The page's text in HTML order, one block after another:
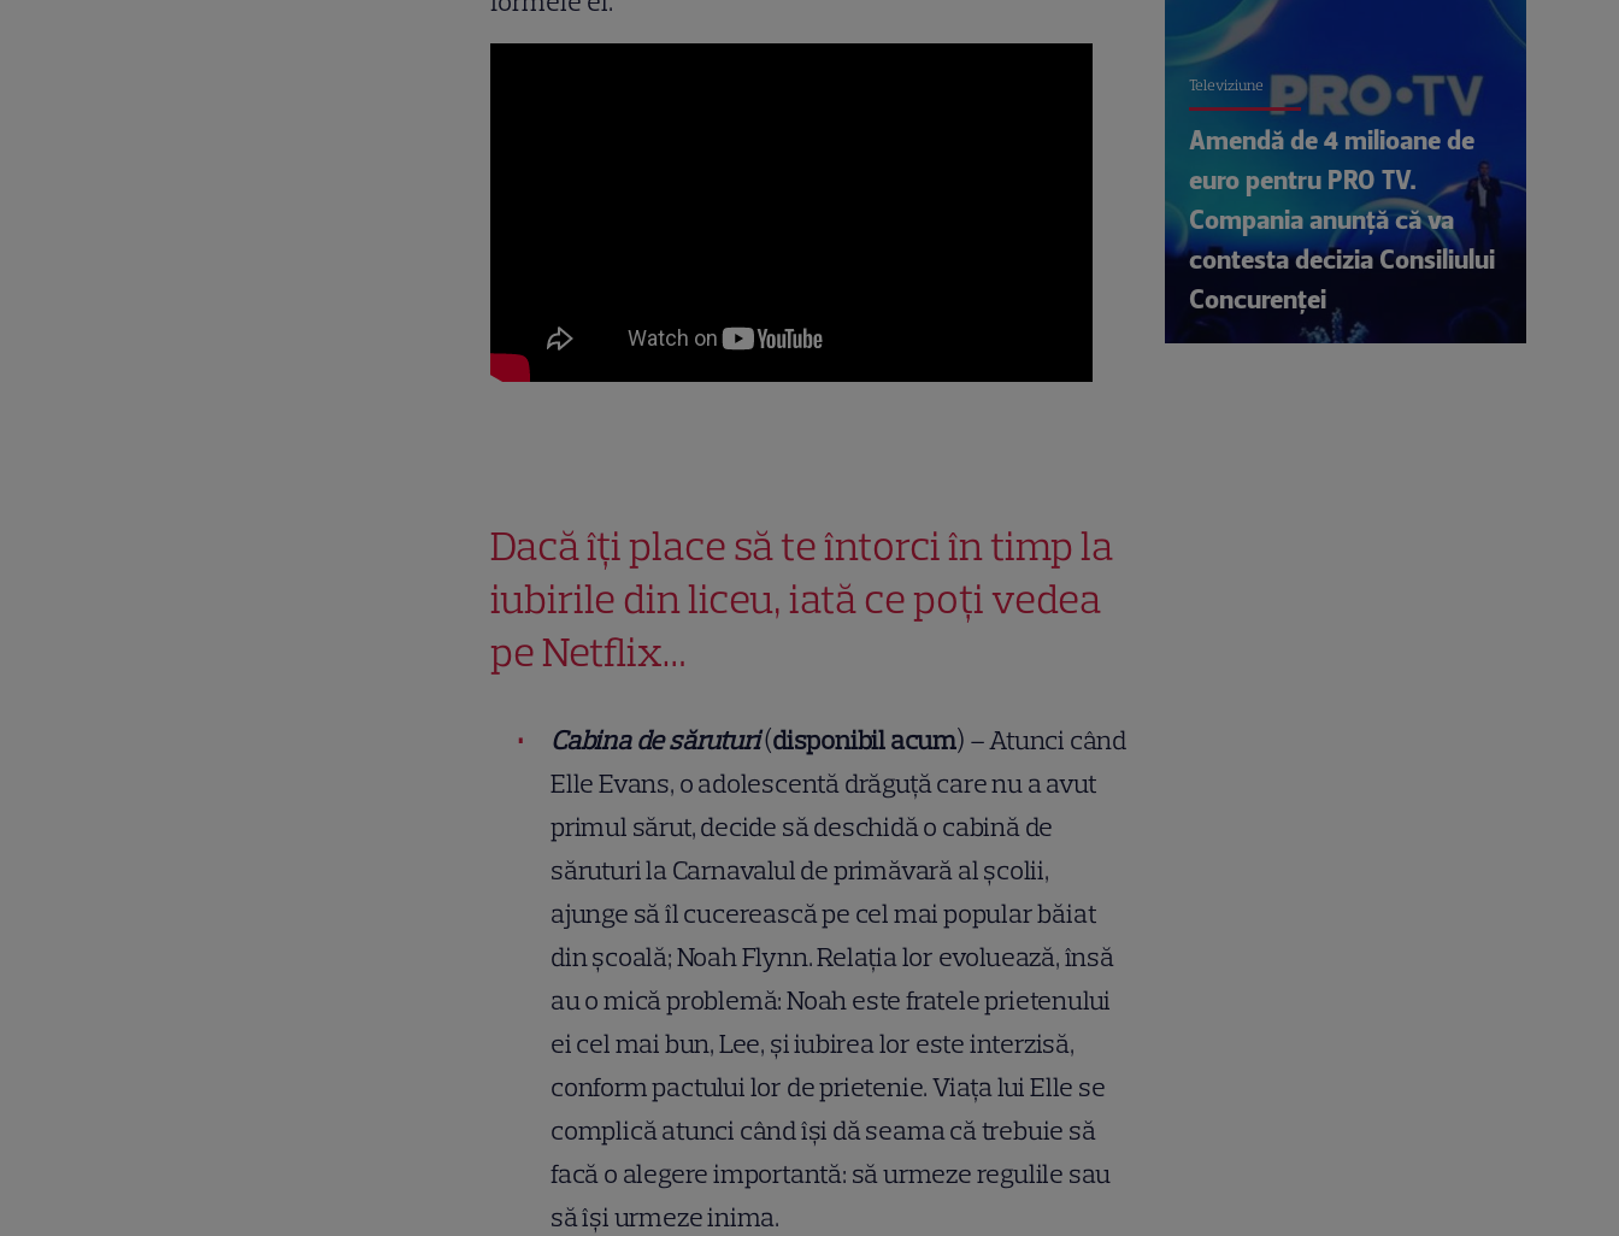
Dacă îți place să te întorci în timp la
iubirile din liceu, iată ce poți vedea
pe Netflix…
Cabina de săruturi(disponibil acum) – Atunci când
Elle Evans, o adolescentă drăguță care nu a avut
primul sărut, decide să deschidă o cabină de
săruturi la Carnavalul de primăvară al școlii,
ajunge să îl cucerească pe cel mai popular băiat
din școală; Noah Flynn. Relația lor evoluează, însă
au o mică problemă: Noah este fratele prietenului
ei cel mai bun, Lee, și iubirea lor este interzisă,
conform pactului lor de prietenie. Viața lui Elle se
complică atunci când își dă seama că trebuie să
facă o alegere importantă: să urmeze regulile sau
să își urmeze inima.
Televiziune
Amendă de 4 milioane de
euro pentru PRO TV.
Compania anunță că va
contesta decizia Consiliului
Concurenței